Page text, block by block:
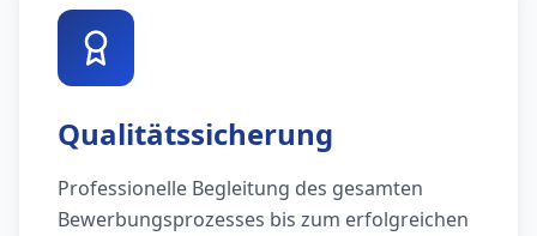
Qualitätssicherung
Professionelle Begleitung des gesamten
Bewerbungsprozesses bis zum erfolgreichen